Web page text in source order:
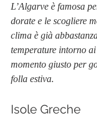
L’Algarve è famosa
dorate e le scogliere
clima è già
temperature intorno
momento giusto per
folla estiva.
Isole Greche